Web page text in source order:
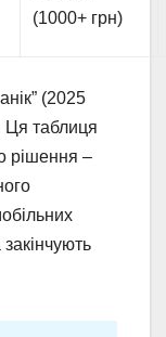
(1000+ грн)
(2025
Ця таблиця
рішення –